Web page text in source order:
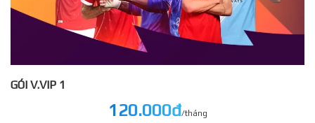
GÓI V.VIP 1
120.000đ/tháng